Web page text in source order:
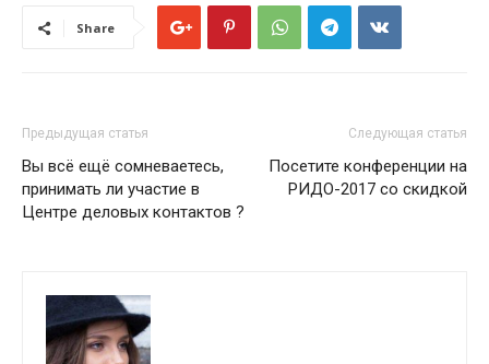
Share
Предыдущая статья
Вы всё ещё сомневаетесь,
принимать ли участие в
Центре деловых контактов ?
Следующая статья
Посетите конференции на
РИДО-2017 со скидкой